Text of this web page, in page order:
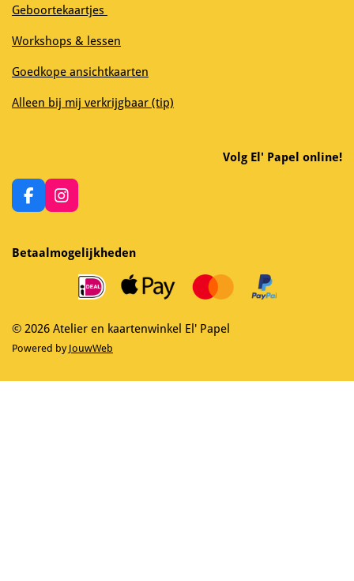
Geboortekaartjes
Workshops & lessen
Goedkope ansichtkaarten
Alleen bij mij verkrijgbaar (tip)
Volg El' Papel online!
F
a
e
b
I
n
a
m
Betaalmogelijkheden
© 2026 Atelier en kaartenwinkel El' Papel
Powered by JouwWeb